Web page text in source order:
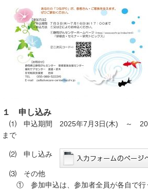
１ 申し込み
⑴ 申込期間 2025年7月3日(木) ～
まで
⑵ 申し込み
⑶ その他
① 参加申込は、参加者全員が各自で行う